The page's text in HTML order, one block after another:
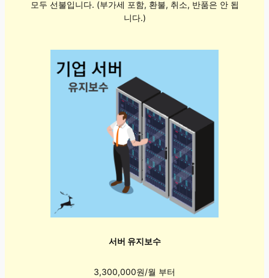
모두 선불입니다. (부가세 포함, 환불, 취소, 반품은 안 됩
니다.)
서버 유지보수
3,300,000원/월 부터